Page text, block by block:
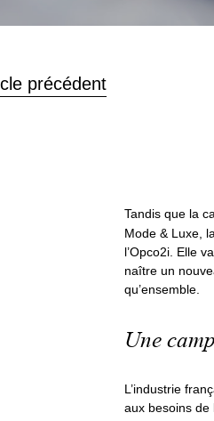
précédent
Tandis que la
Mode & Luxe,
l’Opco2i. Elle
naître un
qu’ensemble.
Une
L’industrie
aux besoins de